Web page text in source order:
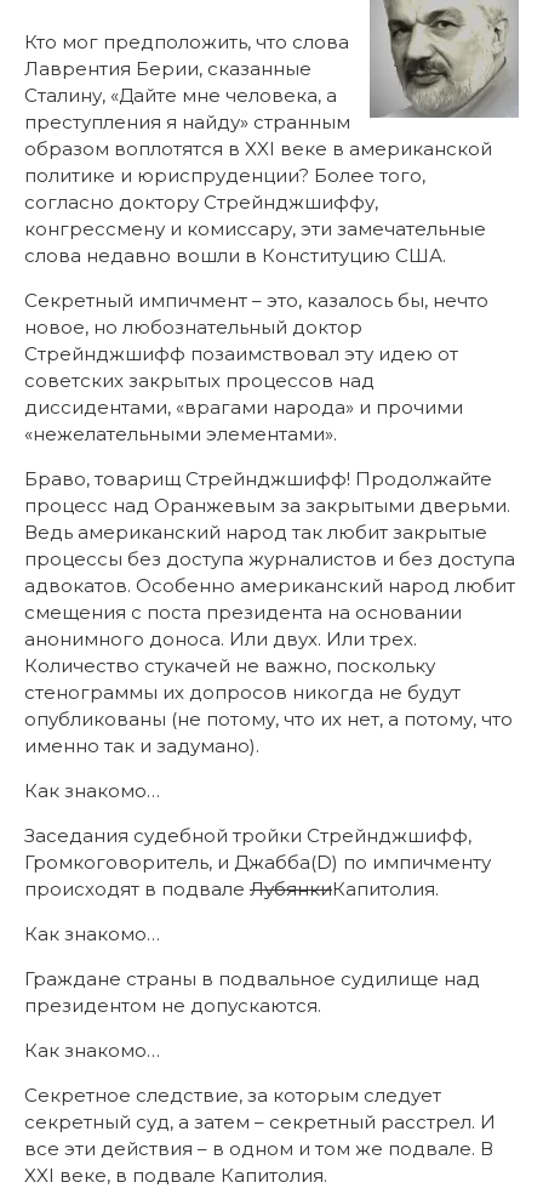
Кто мог предположить, что слова
Лаврентия Берии, сказанные
Сталину, «Дайте мне человека, а
преступления я найду» странным
образом воплотятся в XXI веке в американской
политике и юриспруденции? Более того,
согласно доктору Стрейнджшиффу,
конгрессмену и комиссару, эти замечательные
слова недавно вошли в Конституцию США.
Секретный импичмент – это, казалось бы, нечто
новое, но любознательный доктор
Стрейнджшифф позаимствовал эту идею от
советских закрытых процессов над
диссидентами, «врагами народа» и прочими
«нежелательными элементами».
Браво, товарищ Стрейнджшифф! Продолжайте
процесс над Оранжевым за закрытыми дверьми.
Ведь американский народ так любит закрытые
процессы без доступа журналистов и без доступа
адвокатов. Особенно американский народ любит
смещения с поста президента на основании
анонимного доноса. Или двух. Или трех.
Количество стукачей не важно, поскольку
стенограммы их допросов никогда не будут
опубликованы (не потому, что их нет, а потому, что
именно так и задумано).
Как знакомо…
Заседания судебной тройки Стрейнджшифф,
Громкоговоритель, и Джабба(D) по импичменту
происходят в подвале ЛубянкиКапитолия.
Как знакомо…
Граждане страны в подвальное судилище над
президентом не допускаются.
Как знакомо…
Секретное следствие, за которым следует
секретный суд, а затем – секретный расстрел. И
все эти действия – в одном и том же подвале. В
XXI веке, в подвале Капитолия.